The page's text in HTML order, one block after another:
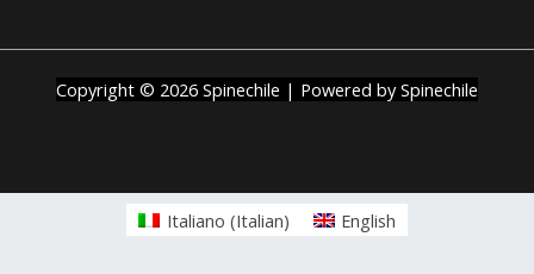
Copyright © 2026 Spinechile | Powered by Spinechile
Italiano (Italian) English